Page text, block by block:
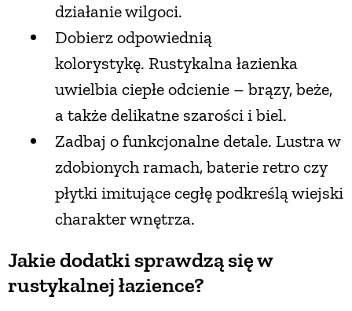
działanie wilgoci.
Dobierz odpowiednią
kolorystykę. Rustykalna łazienka
uwielbia ciepłe odcienie – brązy, beże,
a także delikatne szarości i biel.
Zadbaj o funkcjonalne detale. Lustra w
zdobionych ramach, baterie retro czy
płytki imitujące cegłę podkreślą wiejski
charakter wnętrza.
Jakie dodatki sprawdzą się w
rustykalnej łazience?